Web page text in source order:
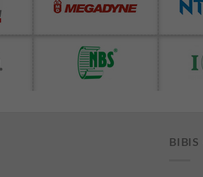
BIBIS